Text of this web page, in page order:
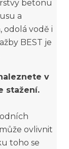
betonu
a
odolá vodě i
BEST je
v
stažení.
ovlivnit
toho se